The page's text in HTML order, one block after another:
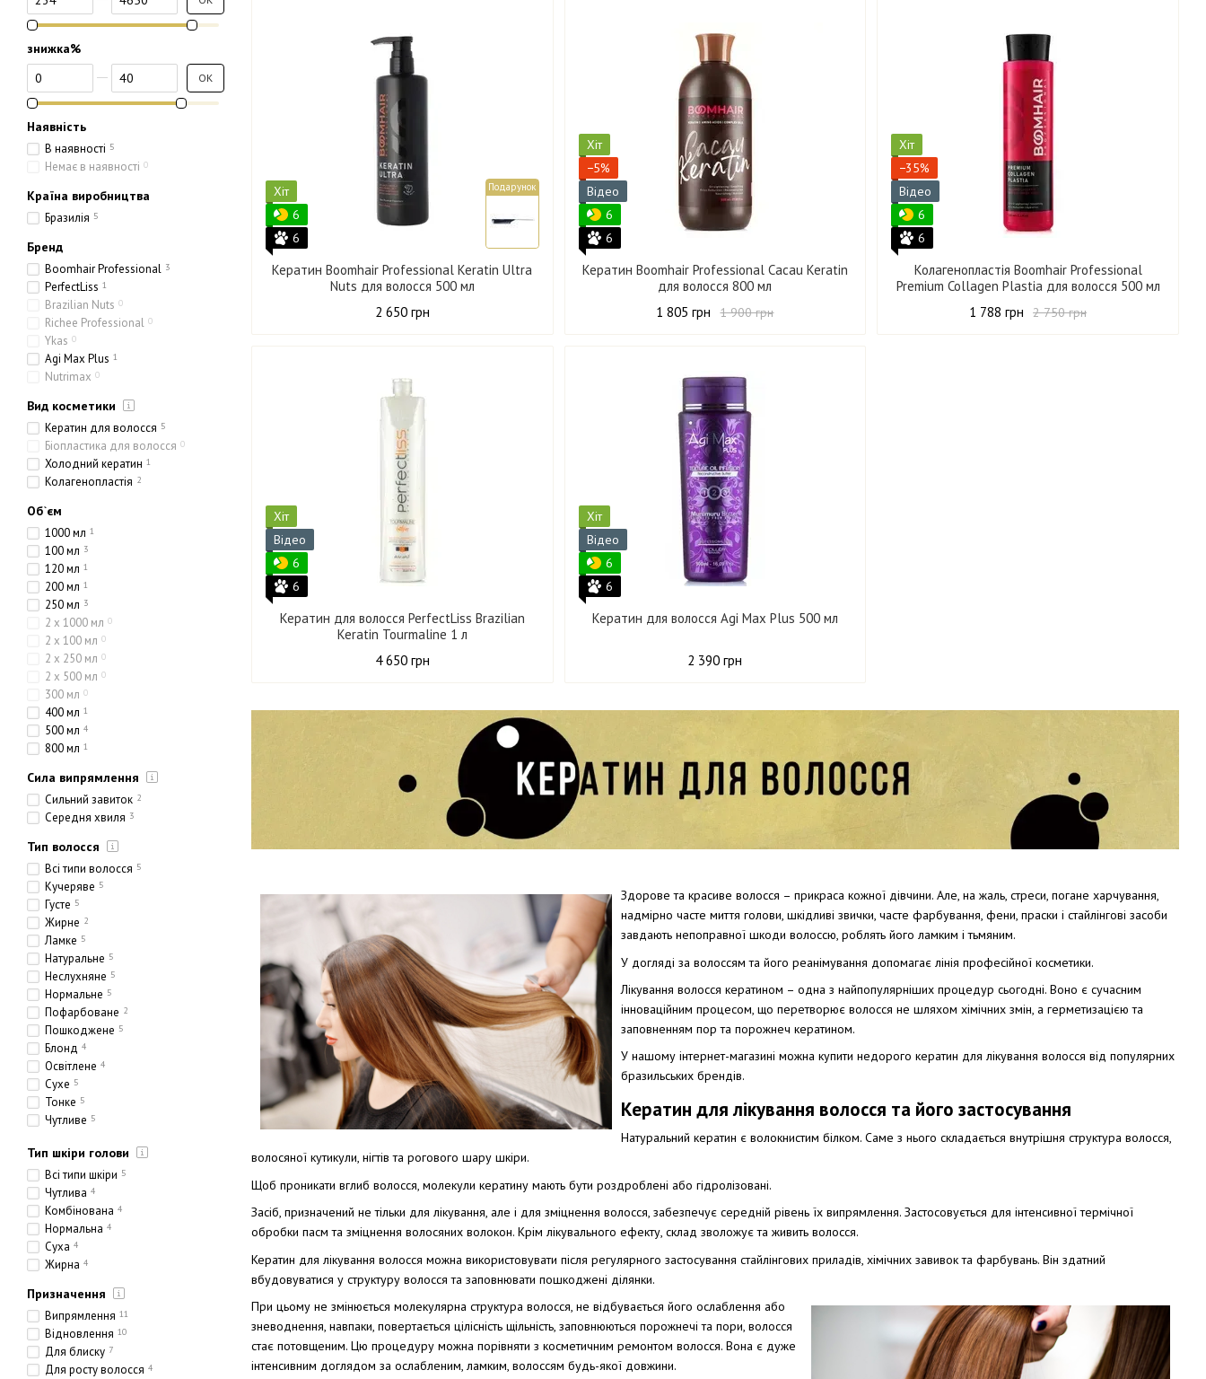
Здорове та красиве волосся – прикраса кожної дівчини. Але, на жаль, стреси, погане харчування,
надмірно часте миття голови, шкідливі звички, часте фарбування, фени, праски і стайлінгові засоби
завдають непоправної шкоди волоссю, роблять його ламким і тьмяним.
У догляді за волоссям та його реанімування допомагає лінія професійної косметики.
Лікування волосся кератином – одна з найпопулярніших процедур сьогодні. Воно є сучасним
інноваційним процесом, що перетворює волосся не шляхом хімічних змін, а герметизацією та
заповненням пор та порожнеч кератином.
У нашому інтернет-магазині можна купити недорого кератин для лікування волосся від популярних
бразильських брендів.
Кератин для лікування волосся та його застосування
Натуральний кератин є волокнистим білком. Саме з нього складається внутрішня структура волосся,
волосяної кутикули, нігтів та рогового шару шкіри.
Щоб проникати вглиб волосся, молекули кератину мають бути роздроблені або гідролізовані.
Засіб, призначений не тільки для лікування, але і для зміцнення волосся, забезпечує середній рівень їх випрямлення. Застосовується для інтенсивної термічної
обробки пасм та зміцнення волосяних волокон. Крім лікувального ефекту, склад зволожує та живить волосся.
Кератин для лікування волосся можна використовувати після регулярного застосування стайлінгових приладів, хімічних завивок та фарбувань. Він здатний
вбудовуватися у структуру волосся та заповнювати пошкоджені ділянки.
При цьому не змінюється молекулярна структура волосся, не відбувається його ослаблення або
зневоднення, навпаки, повертається цілісність щільність, заповнюються порожнечі та пори, волосся
стає потовщеним. Цю процедуру можна порівняти з косметичним ремонтом волосся. Вона є дуже
інтенсивним доглядом за ослабленим, ламким, волоссям будь-якої довжини.
Подарунок
Хіт
6
6
Кератин Boomhair Professional Keratin Ultra
Nuts для волосся 500 мл
2 650 грн
Хіт
−5%
Відео
6
6
Кератин Boomhair Professional Cacau Keratin
для волосся 800 мл
1 900 грн
1 805 грн
Хіт
−35%
Відео
6
6
Колагенопластія Boomhair Professional
Premium Collagen Plastia для волосся 500 мл
2 750 грн
1 788 грн
Хіт
Відео
6
6
Кератин для волосся PerfectLiss Brazilian
Keratin Tourmaline 1 л
4 650 грн
Хіт
Відео
6
6
Кератин для волосся Agi Max Plus 500 мл
2 390 грн
знижка%
Від знижка%
До знижка% ОК
Наявність
В наявності 5
Немає в наявності 0
Країна виробництва
Бразилія 5
Бренд
Boomhair Professional 3
PerfectLiss 1
Brazilian Nuts 0
Richee Professional 0
Ykas 0
Agi Max Plus 1
Nutrimax 0
Вид косметики
Кератин для волосся 5
Біопластика для волосся 0
Холодний кератин 1
Колагенопластія 2
Об`єм
1000 мл 1
100 мл 3
120 мл 1
200 мл 1
250 мл 3
2 x 1000 мл 0
2 x 100 мл 0
2 x 250 мл 0
2 x 500 мл 0
300 мл 0
400 мл 1
500 мл 4
800 мл 1
Сила випрямлення
Сильний завиток 2
Середня хвиля 3
Тип волосся
Всі типи волосся 5
Кучеряве 5
Густе 5
Жирне 2
Ламке 5
Натуральне 5
Неслухняне 5
Нормальне 5
Пофарбоване 2
Пошкоджене 5
Блонд 4
Освітлене 4
Сухе 5
Тонке 5
Чутливе 5
Товсте
Пористе 4
Тип шкіри голови
Всі типи шкіри 5
Чутлива 4
Комбінована 4
Нормальна 4
Суха 4
Жирна 4
Призначення
Випрямлення 11
Відновлення 10
Для блиску 7
Для росту волосся 4